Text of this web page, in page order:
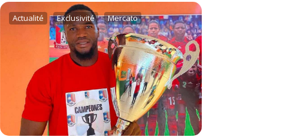
Actualité Exclusivité Mercato